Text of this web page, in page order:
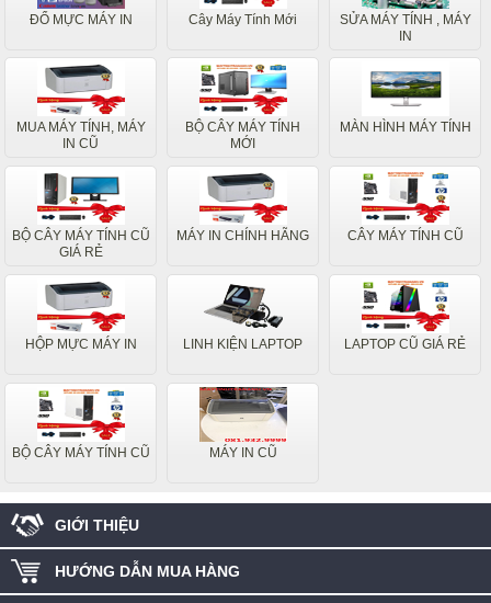
ĐỔ MỰC MÁY IN Cây Máy Tính Mới
SỬA MÁY TÍNH , MÁY
IN
MUA MÁY TÍNH, MÁY
IN CŨ
BỘ CÂY MÁY TÍNH
MỚI
MÀN HÌNH MÁY TÍNH
BỘ CÂY MÁY TÍNH CŨ
GIÁ RẺ
MÁY IN CHÍNH HÃNG CÂY MÁY TÍNH CŨ
HỘP MỰC MÁY IN LINH KIỆN LAPTOP LAPTOP CŨ GIÁ RẺ
BỘ CÂY MÁY TÍNH CŨ MÁY IN CŨ
GIỚI THIỆU
HƯỚNG DẪN MUA HÀNG